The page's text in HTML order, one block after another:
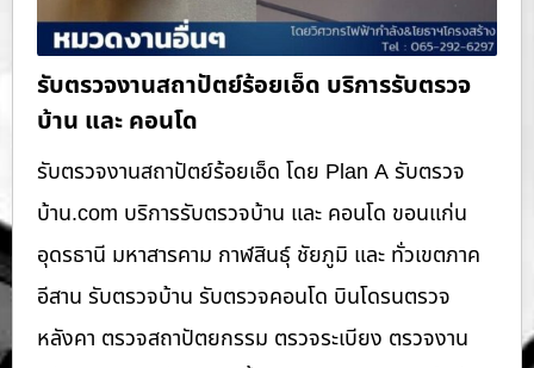
รับตรวจงานสถาปัตย์ร้อยเอ็ด บริการรับตรวจ
บ้าน และ คอนโด
รับตรวจงานสถาปัตย์ร้อยเอ็ด โดย Plan A รับตรวจ
บ้าน.com บริการรับตรวจบ้าน และ คอนโด ขอนแก่น
อุดรธานี มหาสารคาม กาฬสินธุ์ ชัยภูมิ และ ทั่วเขตภาค
อีสาน รับตรวจบ้าน รับตรวจคอนโด บินโดรนตรวจ
หลังคา ตรวจสถาปัตยกรรม ตรวจระเบียง ตรวจงาน